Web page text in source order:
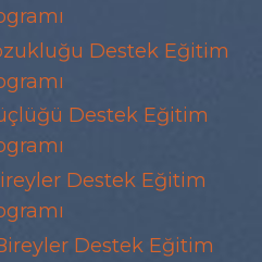
Destek Eğitim
Destek Eğitim
Destek Eğitim
Destek Eğitim